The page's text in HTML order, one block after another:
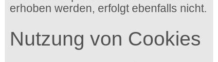
erhoben werden, erfolgt ebenfalls nicht.
Nutzung von Cookies